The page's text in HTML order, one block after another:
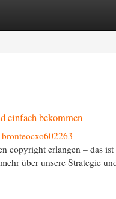
einfach bekommen
bronteocxo602263
copyright erlangen – das
über unsere Strategie